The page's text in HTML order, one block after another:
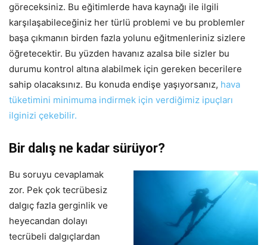
göreceksiniz. Bu eğitimlerde hava kaynağı ile ilgili
karşılaşabileceğiniz her türlü problemi ve bu problemler
başa çıkmanın birden fazla yolunu eğitmenleriniz sizlere
öğretecektir. Bu yüzden havanız azalsa bile sizler bu
durumu kontrol altına alabilmek için gereken becerilere
sahip olacaksınız. Bu konuda endişe yaşıyorsanız, hava
tüketimini minimuma indirmek için verdiğimiz ipuçları
ilginizi çekebilir.
Bir dalış ne kadar sürüyor?
Bu soruyu cevaplamak
zor. Pek çok tecrübesiz
dalgıç fazla gerginlik ve
heyecandan dolayı
tecrübeli dalgıçlardan